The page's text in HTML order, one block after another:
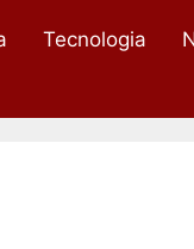
Tecnologia